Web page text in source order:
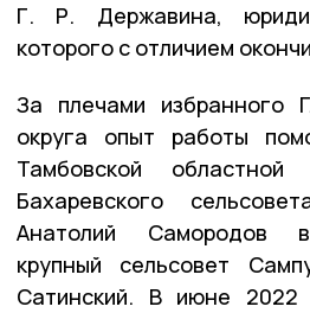
Г. Р. Державина,
которого с отличием
За плечами избранного
округа опыт работы
Тамбовской
Бахаревского
Анатолий Самородов
крупный сельсовет
Сатинский. В июне 2022